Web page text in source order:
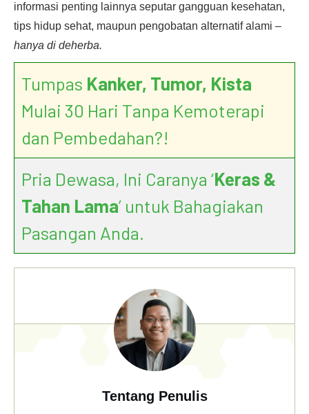
informasi penting lainnya seputar gangguan kesehatan,
tips hidup sehat, maupun pengobatan alternatif alami –
hanya di deherba.
Tumpas Kanker, Tumor, Kista
Mulai 30 Hari Tanpa Kemoterapi
dan Pembedahan?!
Pria Dewasa, Ini Caranya ‘Keras &
Tahan Lama’ untuk Bahagiakan
Pasangan Anda.
Tentang Penulis